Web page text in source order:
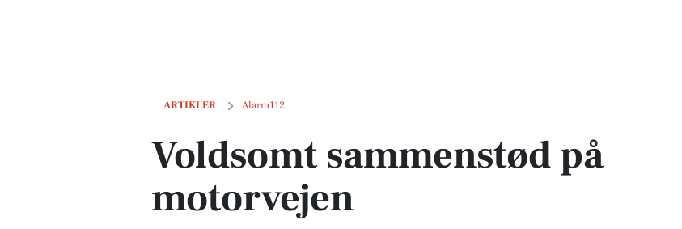
ARTIKLER Alarm112
Voldsomt sammenstød på motorvejen
Voldsomt sammenstød på
motorvejen